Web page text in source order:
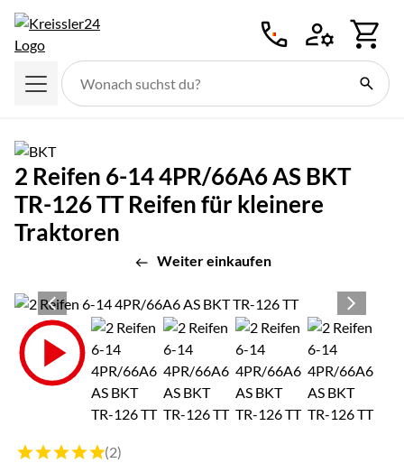
2 Reifen 6-14 4PR/66A6 AS BKT
TR-126 TT Reifen für kleinere
Traktoren
Weiter einkaufen
Produktgalerie
Zur Kaufbox springen
Bewertung: 5 von 5 (2 Bewertungen)
(2)